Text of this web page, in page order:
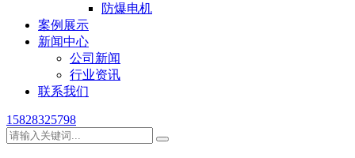
防爆电机
案例展示
新闻中心
公司新闻
行业资讯
联系我们
15828325798